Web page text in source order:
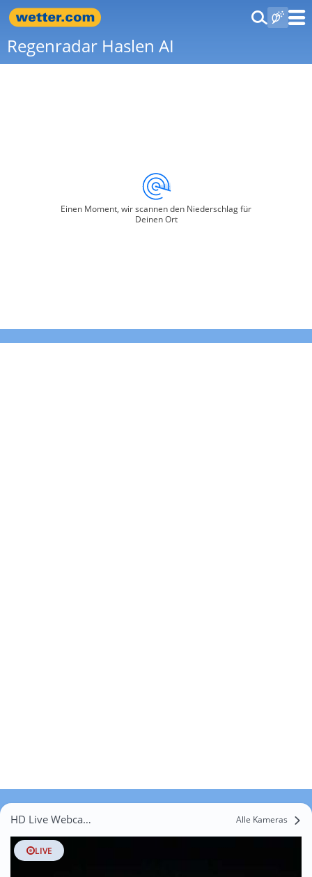
Regenradar Haslen AI
Einen Moment, wir scannen den Niederschlag für
Deinen Ort
HD Live Webcams Haslen AI Alle Kameras
LIVE